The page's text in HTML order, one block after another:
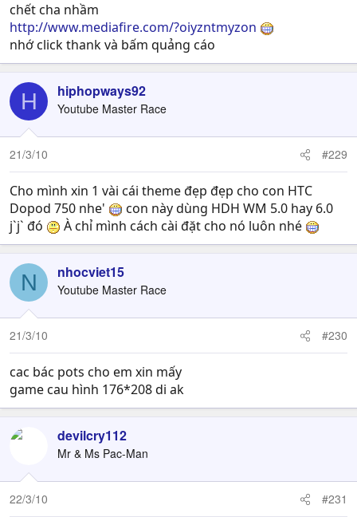
chết cha nhầm
http://www.mediafire.com/?oiyzntmyzon
nhớ click thank và bấm quảng cáo
H hiphopways92
Youtube Master Race
21/3/10 #229
Cho mình xin 1 vài cái theme đẹp đẹp cho con HTC
Dopod 750 nhe'
con này dùng HDH WM 5.0 hay 6.0
j`j` đó
À chỉ mình cách cài đặt cho nó luôn nhé
N nhocviet15
Youtube Master Race
21/3/10 #230
cac bác pots cho em xin mấy
game cau hình 176*208 di ak
devilcry112
Mr & Ms Pac-Man
22/3/10 #231